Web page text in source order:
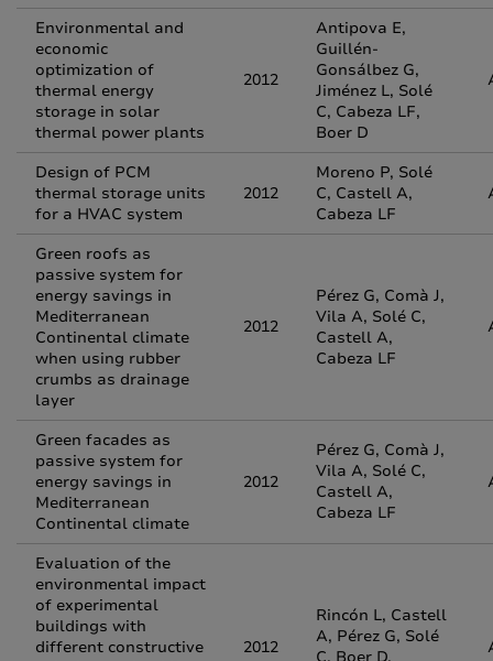
Environmental and
economic
optimization of
thermal energy
storage in solar
thermal power plants
2012
Antipova E,
Guillén-
Gonsálbez G,
Jiménez L, Solé
C, Cabeza LF,
Boer D
Design of PCM
thermal storage units
for a HVAC system
2012
Moreno P, Solé
C, Castell A,
Cabeza LF
Green roofs as
passive system for
energy savings in
Mediterranean
Continental climate
when using rubber
crumbs as drainage
layer
2012
Pérez G, Comà J,
Vila A, Solé C,
Castell A,
Cabeza LF
Green facades as
passive system for
energy savings in
Mediterranean
Continental climate
2012
Pérez G, Comà J,
Vila A, Solé C,
Castell A,
Cabeza LF
Evaluation of the
environmental impact
of experimental
buildings with
different constructive
2012
Rincón L, Castell
A, Pérez G, Solé